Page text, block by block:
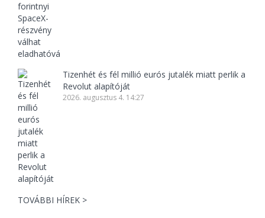
Tizenhét és fél millió eurós jutalék miatt perlik a
Revolut alapítóját
2026. augusztus 4. 14:27
TOVÁBBI HÍREK >